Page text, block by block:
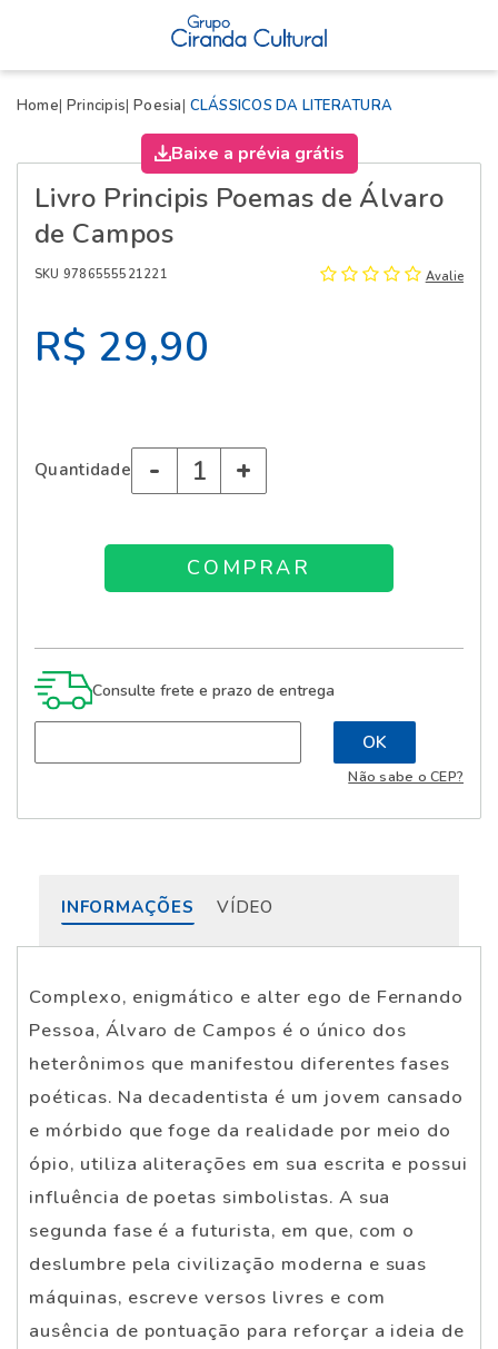
Home Principis Poesia CLÁSSICOS DA LITERATURA
Baixe a prévia grátis
Livro Principis Poemas de Álvaro
de Campos
SKU 9786555521221 Avalie
R$ 29,90
Quantidade - +
Consulte frete e prazo de entrega
Não sabe o CEP?
INFORMAÇÕES VÍDEO
Complexo, enigmático e alter ego de Fernando
Pessoa, Álvaro de Campos é o único dos
heterônimos que manifestou diferentes fases
poéticas. Na decadentista é um jovem cansado
e mórbido que foge da realidade por meio do
ópio, utiliza aliterações em sua escrita e possui
influência de poetas simbolistas. A sua
segunda fase é a futurista, em que, com o
deslumbre pela civilização moderna e suas
máquinas, escreve versos livres e com
ausência de pontuação para reforçar a ideia de